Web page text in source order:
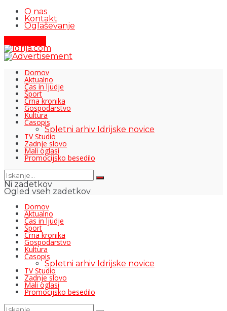
O nas
Kontakt
Oglaševanje
Domov
Aktualno
Čas in ljudje
Šport
Črna kronika
Gospodarstvo
Kultura
Časopis
Spletni arhiv Idrijske novice
TV Studio
Zadnje slovo
Mali oglasi
Promocijsko besedilo
Ni zadetkov
Ogled vseh zadetkov
Domov
Aktualno
Čas in ljudje
Šport
Črna kronika
Gospodarstvo
Kultura
Časopis
Spletni arhiv Idrijske novice
TV Studio
Zadnje slovo
Mali oglasi
Promocijsko besedilo